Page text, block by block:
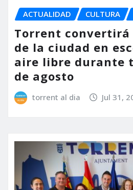
ACTUALIDAD CULTURA
Torrent convertirá
de la ciudad en
aire libre durante
de agosto
torrent al dia Jul 31,